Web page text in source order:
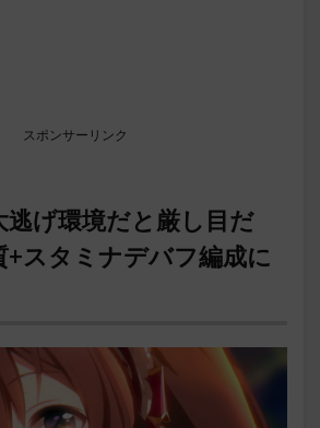
スポンサーリンク
逃げ環境だと厳し目だ
+スタミナデバフ編成に